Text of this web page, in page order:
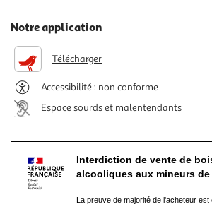
Notre application
Télécharger
Accessibilité : non conforme
Espace sourds et malentendants
Interdiction de vente de
alcooliques aux mineurs
La preuve de majorité de l'acheteur